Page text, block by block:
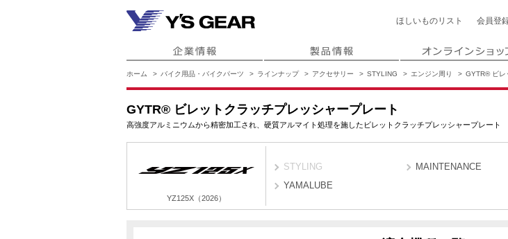
ほしいもの リスト 会員登
ホーム バイク用品・バイクパーツ ラインナップ アクセサリー STYLING エンジン周り GYTR® ビレ
GYTR® ビレットクラッチプレッシャープレート
高強度アルミニウムから精密加工され、硬質アルマイト処理を施したビレットクラッチプレッシャープレート
YZ125X（2026）
STYLING MAINTENANCE
YAMALUBE